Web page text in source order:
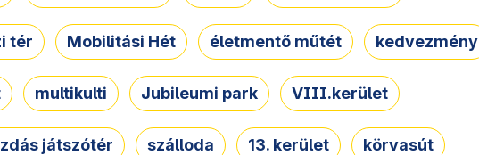
tér Mobilitási Hét életmentő műtét kedvezmény
multikulti Jubileumi park VIII.kerület
játszótér szálloda 13. kerület körvasút